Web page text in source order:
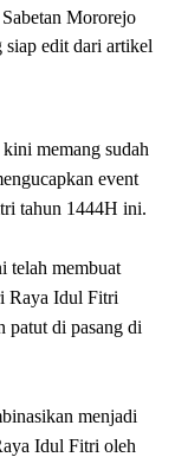
Mororejo
siap edit dari artikel
memang sudah
event
tahun 1444H ini.
telah membuat
Raya Idul Fitri
patut di pasang di
menjadi
Idul Fitri oleh